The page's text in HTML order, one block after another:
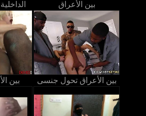
بين الأعراق
بين بين الأعراق تحول جنسى